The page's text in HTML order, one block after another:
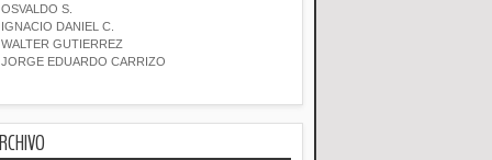
OSVALDO S.
IGNACIO DANIEL C.
WALTER GUTIERREZ
JORGE EDUARDO CARRIZO